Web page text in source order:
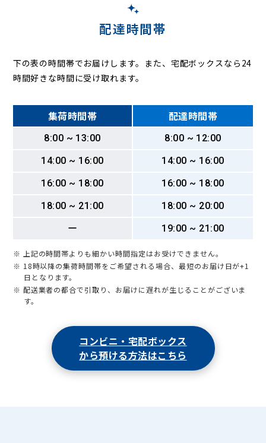
配達時間帯
下の表の時間帯でお届けします。また、宅配ボックスなら24
時間好きな時間に受け取れます。
集荷時間帯 配達時間帯
8:00 ~ 13:00
8:00 ~ 12:00
14:00 ~ 16:00
14:00 ~ 16:00
16:00 ~ 18:00
16:00 ~ 18:00
18:00 ~ 21:00
18:00 ~ 20:00
ー
19:00 ~ 21:00
※ 上記の時間帯よりも細かい時間指定はお受けできません。
※ 18時以降の集荷時間帯をご希望される場合、最短のお届け日が+1
日となります。
※ 配送業者の都合で引取り、お届けに遅れが生じることがございま
す。
コンビニ・宅配ボックス
から預ける方法はこちら